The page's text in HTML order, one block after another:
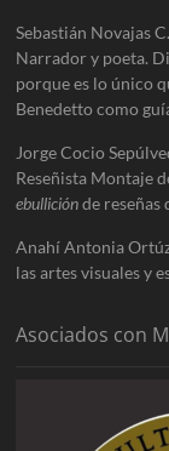
Sebastián Novajas
Narrador y poeta.
porque es lo único
Benedetto como
Jorge Cocio
Reseñista Montaje
ebulliciónde reseñas
Anahí Antonia
las artes visuales y
Asociados con